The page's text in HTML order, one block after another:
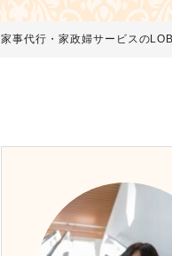
家事代行・家政婦サービスの